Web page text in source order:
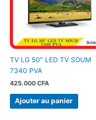
TV LG 50″ LED TV SOUM
7340 PVA
425.000 CFA
Ajouter au panier